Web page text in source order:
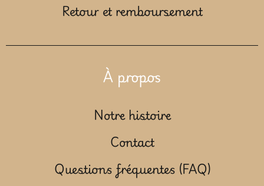
Retour et remboursement
À propos
Notre histoire
Contact
Questions fréquentes (FAQ)